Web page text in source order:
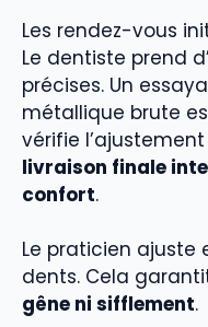
Les rendez-vous
Le dentiste prend
précises. Un
métallique brute
vérifie
livraison finale
confort.
Le praticien ajuste
dents. Cela
gêne ni sifflement.